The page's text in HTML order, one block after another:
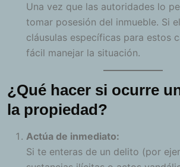
Una vez que las autoridades lo
tomar posesión del inmueble. Si
cláusulas específicas para estos
fácil manejar la situación.
¿Qué hacer si ocurre
la propiedad?
Actúa de inmediato:
Si te enteras de un delito (por